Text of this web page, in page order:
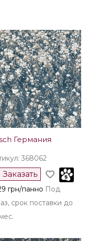
Германия
368062
Заказать
грн/панно Под
срок поставки до